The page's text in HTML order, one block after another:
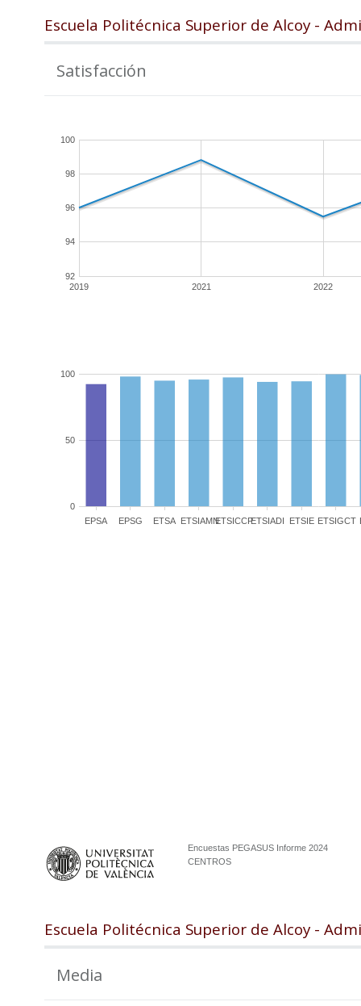
Escuela Politécnica Superior de Alcoy -
Satisfacción
2019 2021 2022
92
94
96
98
100
EPSA EPSG ETSA ETSIAMNETSICCPETSIADI ETSIE ETSIGCT
0
50
100
Encuestas PEGASUS Informe 2024
CENTROS
Escuela Politécnica Superior de Alcoy -
Media